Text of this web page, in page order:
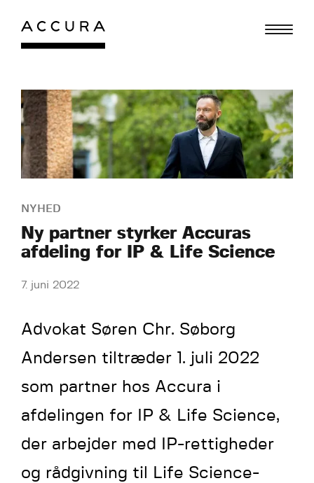
Gå
indhold
NYHED
Ny partner styrker Accuras
afdeling for IP & Life Science
7. juni 2022
Advokat Søren Chr. Søborg
Andersen tiltræder 1. juli 2022
som partner hos Accura i
afdelingen for IP & Life Science,
der arbejder med IP-rettigheder
og rådgivning til Life Science-